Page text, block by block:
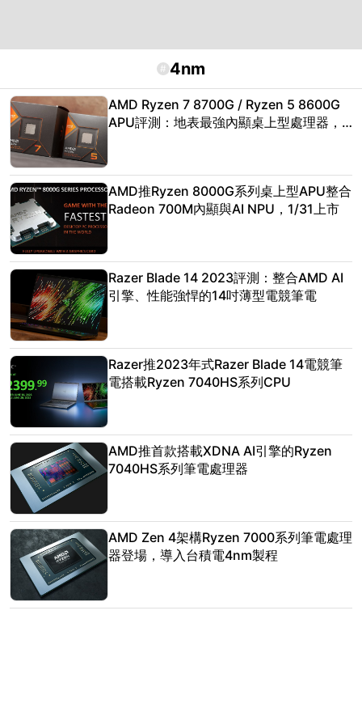
# 4nm
AMD Ryzen 7 8700G / Ryzen 5 8600G
APU評測：地表最強內顯桌上型處理器，
AMD推Ryzen 8000G系列桌上型APU整合
Radeon 700M內顯與AI NPU，1/31上市
Razer Blade 14 2023評測：整合AMD AI
引擎、性能強悍的14吋薄型電競筆電
Razer推2023年式Razer Blade 14電競筆
電搭載Ryzen 7040HS系列CPU
AMD推首款搭載XDNA AI引擎的Ryzen
7040HS系列筆電處理器
AMD Zen 4架構Ryzen 7000系列筆電處理
器登場，導入台積電4nm製程